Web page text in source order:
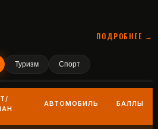
ПОДРОБНЕЕ →
Туризм Спорт
АВТОМОБИЛЬ БАЛЛЫ